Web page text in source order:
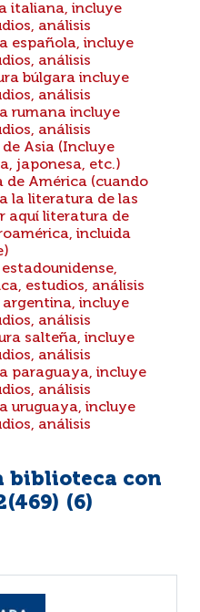
italiana, incluye
análisis
española, incluye
análisis
búlgara incluye
análisis
rumana incluye
análisis
Asia (Incluye
japonesa, etc.)
de América (cuando
la literatura de las
aquí literatura de
incluida
estudios, análisis
incluye
análisis
salteña, incluye
análisis
paraguaya, incluye
análisis
uruguaya, incluye
análisis
biblioteca con
(6)